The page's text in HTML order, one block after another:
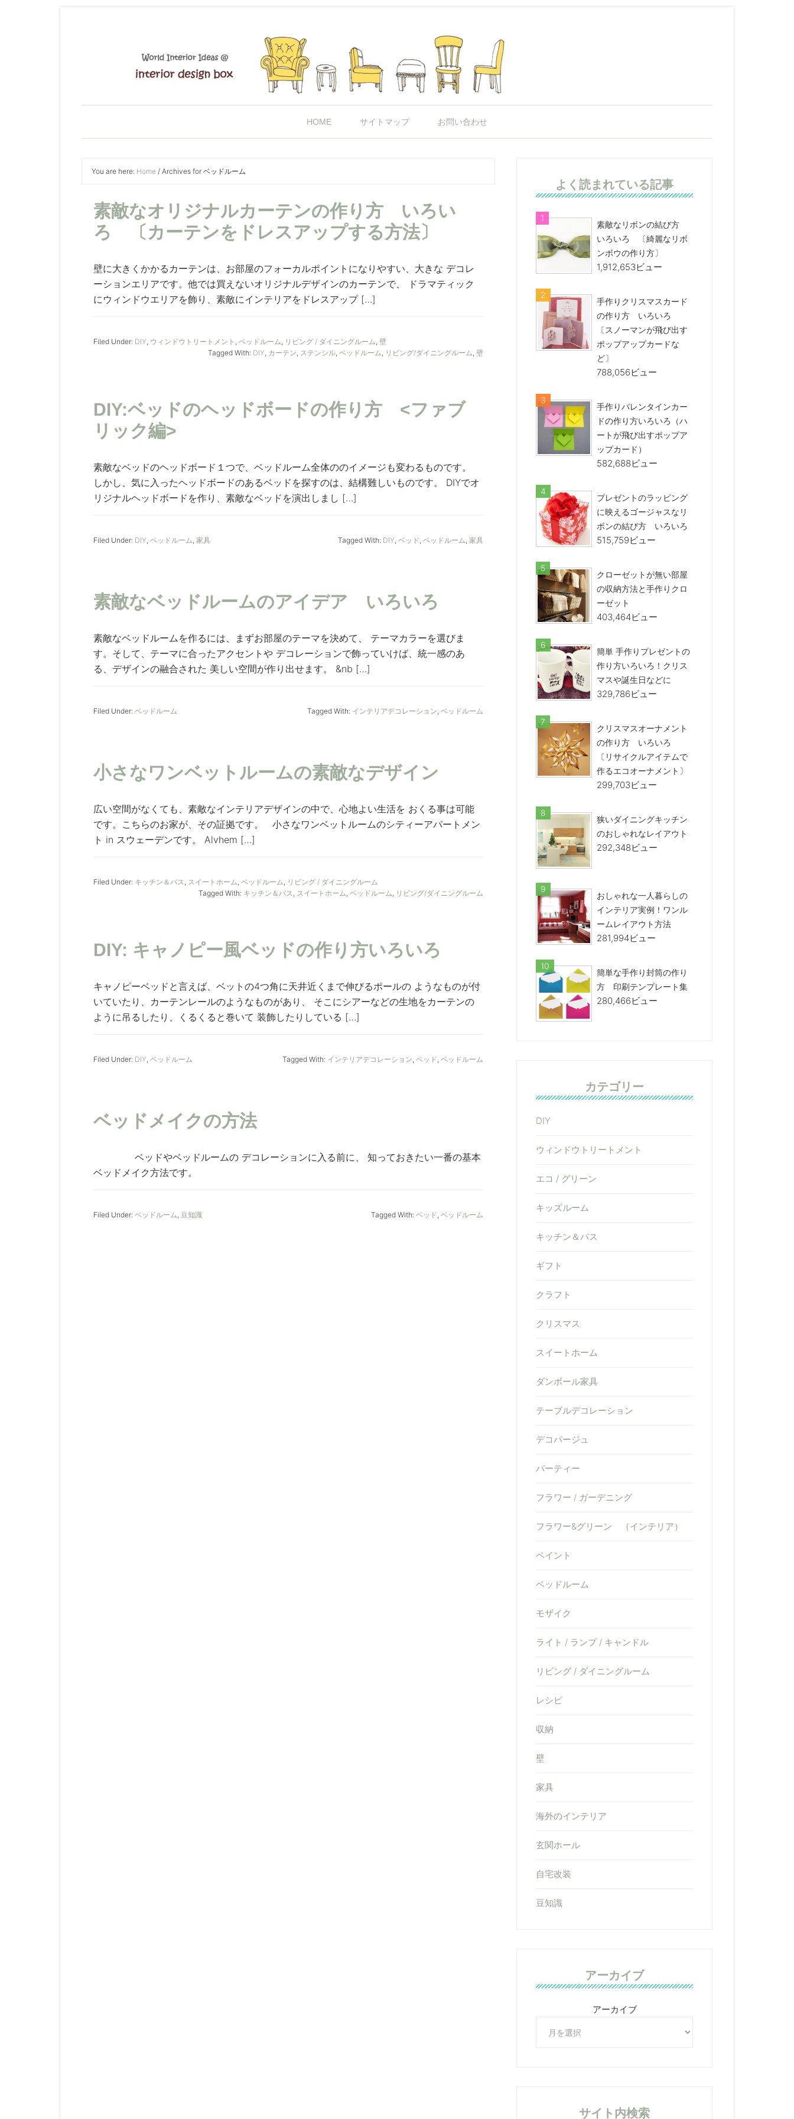
HOME サイトマップ お問い合わせ
You are here: Home / Archives for ベッドルーム
素敵なオリジナルカーテンの作り方 いろい
ろ 〔カーテンをドレスアップする方法〕
壁に大きくかかるカーテンは、お部屋のフォーカルポイントになりやすい、大きな デコレ
ーションエリアです。他では買えないオリジナルデザインのカーテンで、 ドラマティック
にウィンドウエリアを飾り、素敵にインテリアをドレスアップ […]
Filed Under: DIY, ウィンドウトリートメント , ベッドルーム, リビング / ダイニングルーム, 壁
Tagged With: DIY, カーテン, ステンシル, ベッドルーム, リビング/ダイニングルーム, 壁
DIY:ベッドのヘッドボードの作り方 <ファブ
リック編>
素敵なベッドのヘッドボード１つで、ベッドルーム全体ののイメージも変わるものです。
しかし、気に入ったヘッドボードのあるベッドを探すのは、結構難しいものです。 DIYでオ
リジナルヘッドボードを作り、素敵なベッドを演出しまし […]
Filed Under: DIY, ベッドルーム, 家具 Tagged With: DIY, ベッド, ベッドルーム, 家具
素敵なベッドルームのアイデア いろいろ
素敵なベッドルームを作るには、まずお部屋のテーマを決めて、 テーマカラーを選びま
す。そして、テーマに合ったアクセントや デコレーションで飾っていけば、統一感のあ
る、デザインの融合された 美しい空間が作り出せます。 &nb […]
Filed Under: ベッドルーム Tagged With: インテリアデコレーション, ベッドルーム
小さなワンベットルームの素敵なデザイン
広い空間がなくても、素敵なインテリアデザインの中で、心地よい生活を おくる事は可能
です。こちらのお家が、その証拠です。 小さなワンベットルームのシティーアパートメン
ト in スウェーデンです。 Alvhem […]
Filed Under: キッチン＆バス, スイートホーム, ベッドルーム, リビング / ダイニングルーム
Tagged With: キッチン＆バス, スイートホーム, ベッドルーム, リビング/ダイニングルーム
DIY: キャノピー風ベッドの作り方いろいろ
キャノピーベッドと言えば、ベットの4つ角に天井近くまで伸びるポールの ようなものが付
いていたり、カーテンレールのようなものがあり、 そこにシアーなどの生地をカーテンの
ように吊るしたり、くるくると巻いて 装飾したりしている […]
Filed Under: DIY, ベッドルーム Tagged With: インテリアデコレーション, ベッド, ベッドルーム
ベッドメイクの方法
ベッドやベッドルームの デコレーションに入る前に、 知っておきたい一番の基本
ベッドメイク方法です。
Filed Under: ベッドルーム, 豆知識 Tagged With: ベッド, ベッドルーム
よく読まれている記事
素敵なリボンの結び方
いろいろ 〔綺麗なリボ
ンボウの作り方〕
1,912,653ビュー
手作りクリスマスカード
の作り方 いろいろ
〔スノーマンが飛び出す
ポップアップカードな
ど〕
788,056ビュー
手作りバレンタインカー
ドの作り方いろいろ（ハ
ートが飛び出すポップア
ップカード）
582,688ビュー
プレゼントのラッピング
に映えるゴージャスなリ
ボンの結び方 いろいろ
515,759ビュー
クローゼットが無い部屋
の収納方法と手作りクロ
ーゼット
403,464ビュー
簡単 手作りプレゼントの
作り方いろいろ！クリス
マスや誕生日などに
329,786ビュー
クリスマスオーナメント
の作り方 いろいろ
〔リサイクルアイテムで
作るエコオーナメント〕
299,703ビュー
狭いダイニングキッチン
のおしゃれなレイアウト
292,348ビュー
おしゃれな一人暮らしの
インテリア実例！ワンル
ームレイアウト方法
281,994ビュー
簡単な手作り封筒の作り
方 印刷テンプレート集
280,466ビュー
カテゴリー
DIY
ウィンドウトリートメント
エコ / グリーン
キッズルーム
キッチン＆バス
ギフト
クラフト
クリスマス
スイートホーム
ダンボール家具
テーブルデコレーション
デコパージュ
パーティー
フラワー / ガーデニング
フラワー&グリーン （インテリア）
ペイント
ベッドルーム
モザイク
ライト / ランプ / キャンドル
リビング / ダイニングルーム
レシピ
収納
壁
家具
海外のインテリア
玄関ホール
自宅改装
豆知識
アーカイブ
アーカイブ
サイト内検索